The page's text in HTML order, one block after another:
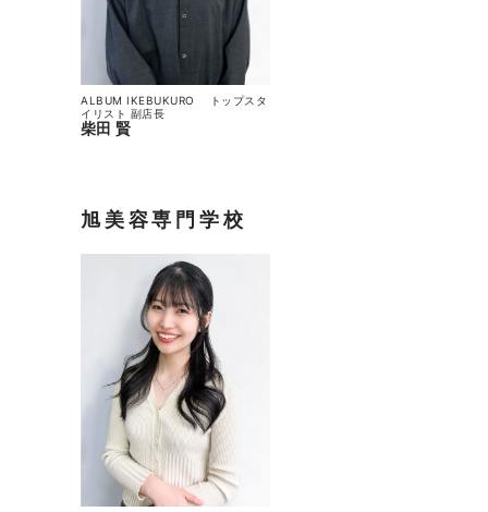
柴田 賢
ALBUM IKEBUKURO
トップスタ
イリスト 副店長
旭美容専門学校